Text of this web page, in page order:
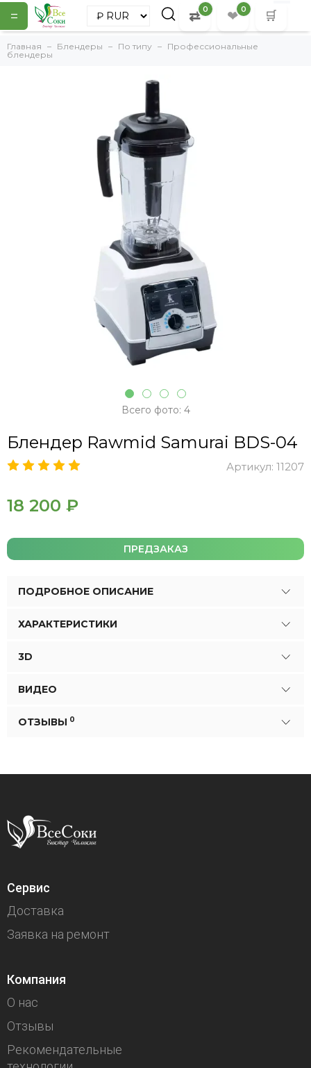
= ⇄ 0 ❤ 0 🛒
Главная Блендеры По типу
Профессиональные
блендеры
Всего фото: 4
Блендер Rawmid Samurai BDS-04
Артикул: 11207
18 200 ₽
ПРЕДЗАКАЗ
ПОДРОБНОЕ ОПИСАНИЕ
ХАРАКТЕРИСТИКИ
3D
ВИДЕО
ОТЗЫВЫ 0
Сервис
Доставка
Заявка на ремонт
Компания
О нас
Отзывы
Рекомендательные